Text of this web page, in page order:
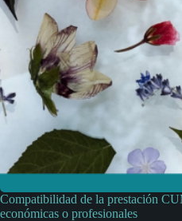
Compatibilidad de la prestación
económicas o profesionales